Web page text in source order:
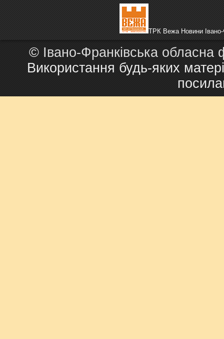
ТРК Вежа Новини Івано-
© Івано-Франківська обласна
Використання будь-яких